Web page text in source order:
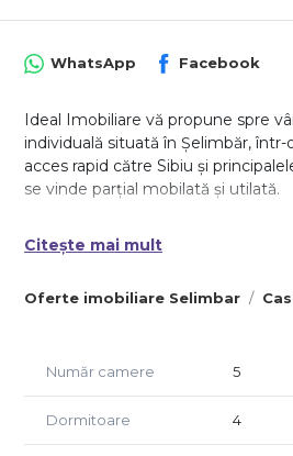
Oferte imobiliare Selimbar
WhatsApp Facebook
Ideal Imobiliare vă propune spre
individuală situată în Șelimbăr, într-
acces rapid către Sibiu și
se vinde parțial mobilată și utilată.
pe un teren de 176 mp, din care
Etaj: dormitor matrimonial cu
Casa este construită din cărămidă
Citește mai mult
Număr camere 5
Dormitoare 4